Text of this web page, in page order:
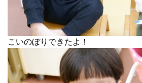
こいのぼりできたよ！